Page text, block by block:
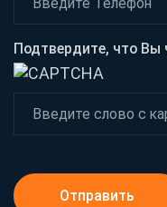
Подтвердите, что Вы
Отправить